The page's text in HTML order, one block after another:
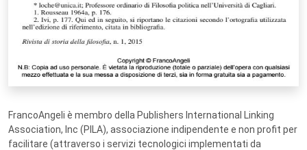
FrancoAngeli è membro della Publishers International Linking
Association, Inc (PILA), associazione indipendente e non profit per
facilitare (attraverso i servizi tecnologici implementati da